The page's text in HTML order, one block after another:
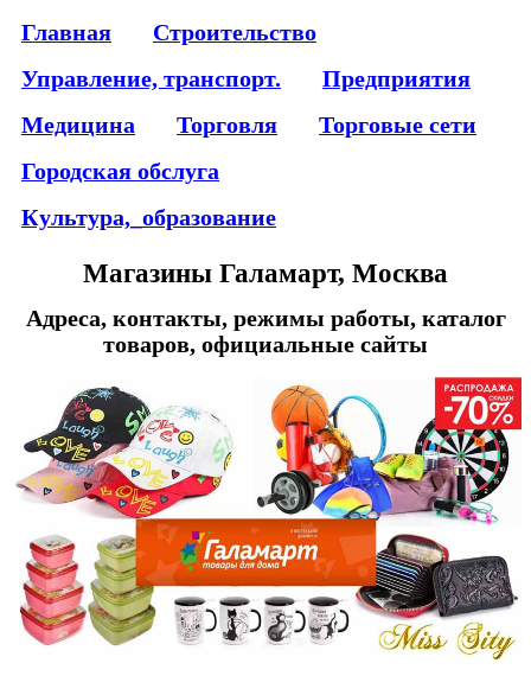
Главная
Строительство
Управление, транспорт.
Предприятия
Медицина
Торговля
Торговые сети
Городская обслуга
Культура,_образование
Магазины Галамарт, Москва
Адреса, контакты, режимы работы, каталог
товаров, официальные сайты